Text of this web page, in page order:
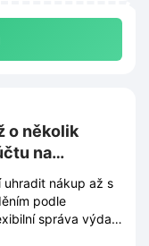
o několik
na
uhradit nákup až s
podle
správa výdajů
o čase